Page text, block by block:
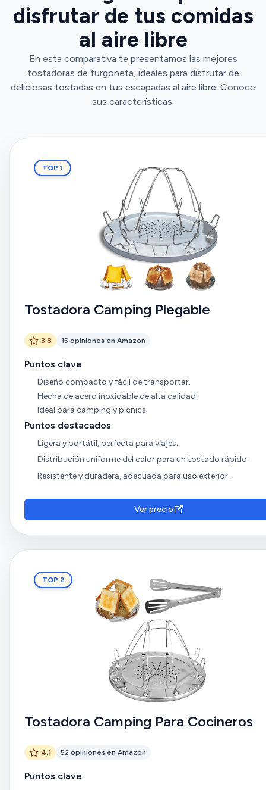
disfrutar de tus comidas
al aire libre
En esta comparativa te presentamos las mejores
tostadoras de furgoneta, ideales para disfrutar de
deliciosas tostadas en tus escapadas al aire libre. Conoce
sus características.
TOP 1
Tostadora Camping Plegable
3.8 15 opiniones en Amazon
Puntos clave
Diseño compacto y fácil de transportar.
Hecha de acero inoxidable de alta calidad.
Ideal para camping y picnics.
Puntos destacados
Ligera y portátil, perfecta para viajes.
Distribución uniforme del calor para un tostado rápido.
Resistente y duradera, adecuada para uso exterior.
Ver precio
TOP 2
Tostadora Camping Para Cocineros
4.1 52 opiniones en Amazon
Puntos clave